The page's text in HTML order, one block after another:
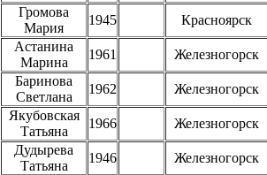
Громова
Мария
1945 Красноярск
Астанина
Марина
1961 Железногорск
Баринова
Светлана
1962 Железногорск
Якубовская
Татьяна
1966 Железногорск
Дудырева
Татьяна
1946 Железногорск